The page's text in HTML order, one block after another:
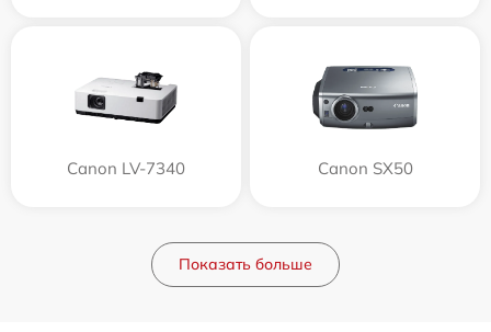
Canon LV-7340 Canon SX50
Показать больше